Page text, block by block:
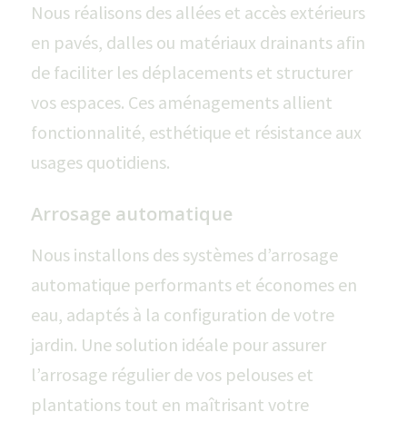
Nous réalisons des allées et accès extérieurs
en pavés, dalles ou matériaux drainants afin
de faciliter les déplacements et structurer
vos espaces. Ces aménagements allient
fonctionnalité, esthétique et résistance aux
usages quotidiens.
Arrosage automatique
Nous installons des systèmes d’arrosage
automatique performants et économes en
eau, adaptés à la configuration de votre
jardin. Une solution idéale pour assurer
l’arrosage régulier de vos pelouses et
plantations tout en maîtrisant votre